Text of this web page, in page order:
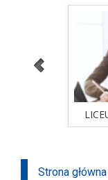
Strona główna